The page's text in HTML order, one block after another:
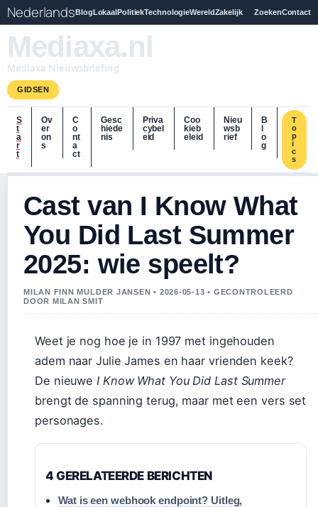
NederlandsBlogLokaalPolitiekTechnologieWereldZakelijk ZoekenContact
Mediaxa.nl
Mediaxa Nieuwsbriefing
GIDSEN
S
t
a
r
t
Ov
er
on
s
C
o
nt
a
ct
Gesc
hiede
nis
Priva
cybel
eid
Coo
kieb
eleid
Nieu
wsb
rief
B
o
g
T
o
p
i
c
s
Cast van I Know What
You Did Last Summer
2025: wie speelt?
MILAN FINN MULDER JANSEN • 2026-05-13 • GECONTROLEERD
DOOR MILAN SMIT
Weet je nog hoe je in 1997 met ingehouden
adem naar Julie James en haar vrienden keek?
De nieuweI Know What You Did Last Summer
brengt de spanning terug, maar met een vers set
personages.
4 GERELATEERDE BERICHTEN
Wat is een webhook endpoint? Uitleg,